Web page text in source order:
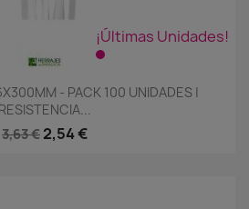
¡Últimas Unidades!
- PACK 100 UNIDADES |
RESISTENCIA...
3,63 € 2,54 €